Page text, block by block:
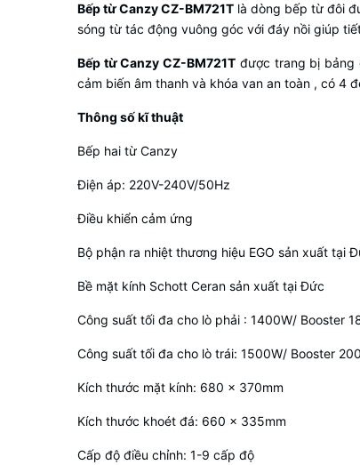
Bếp từ Canzy CZ-BM721T là dòng bếp từ đôi
sóng từ tác động vuông góc với đáy nồi giúp
Bếp từ Canzy CZ-BM721T được trang bị bảng
cảm biến âm thanh và khóa van an toàn , có 4
Thông số kĩ thuật
Bếp hai từ Canzy
Điện áp: 220V-240V/50Hz
Điều khiển cảm ứng
Bộ phận ra nhiệt thương hiệu EGO sản xuất tại
Bề mặt kính Schott Ceran sản xuất tại Đức
Công suất tối đa cho lò phải : 1400W/ Booster
Công suất tối đa cho lò trái: 1500W/ Booster
Kích thước mặt kính: 680 x 370mm
Kích thước khoét đá: 660 x 335mm
Cấp độ điều chỉnh: 1-9 cấp độ